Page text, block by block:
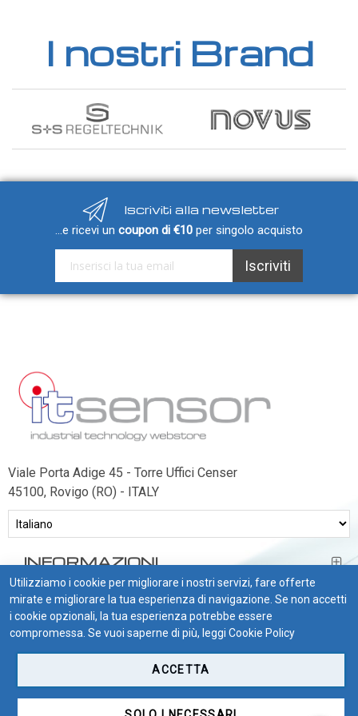
I nostri Brand
Iscriviti alla newsletter
...e ricevi un coupon di €10 per singolo acquisto
Iscriviti alla nostra Newsletter: Iscriviti
Viale Porta Adige 45 - Torre Uffici Censer
45100, Rovigo (RO) - ITALY
INFORMAZIONI
BISOGNO DI AIUTO?
CONDIZIONI DI VENDITA
Dispositivi LoRaWAN
Contatori e Convertitori LoRaWAN
Gateway LoRaWAN
Modem NB-IoT
Gateway
LOGGER
Ammoniaca (NH3)
NH3 ambiente
NH3 in condotto
Etilene (C2H4)
C2H4 ambiente
Idrogeno (H2)
H2 ambiente
H2 in condotto
Monossido di carbonio (CO)
CO ambiente
Utilizziamo i cookie per migliorare i nostri servizi, fare offerte
mirate e migliorare la tua esperienza di navigazione. Se non accetti
i cookie opzionali, la tua esperienza potrebbe essere
compromessa. Se vuoi saperne di più, leggi Cookie Policy
ACCETTA